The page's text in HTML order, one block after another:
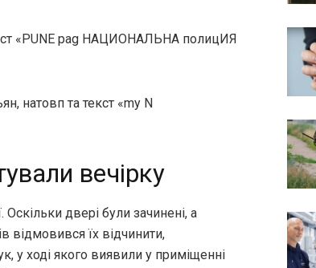
вечірку
Оскільки двері були зачинені, а
відмовився їх відчинити,
у ході якого виявили у приміщенні